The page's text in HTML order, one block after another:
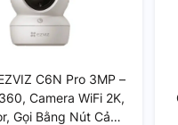
C6N Pro 3MP –
Camera WiFi 2K,
Gọi Bằng Nút Cảm